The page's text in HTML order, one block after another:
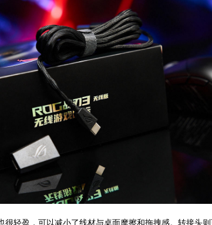
轻盈，可以减小了线材与桌面摩擦和拖拽感。转接头